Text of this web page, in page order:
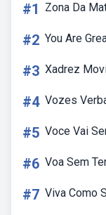
#1 Zona Da
#2 You Are
#3 Xadrez
#4 Vozes
#5 Voce Vai
#6 Voa Sem
#7 Viva Como